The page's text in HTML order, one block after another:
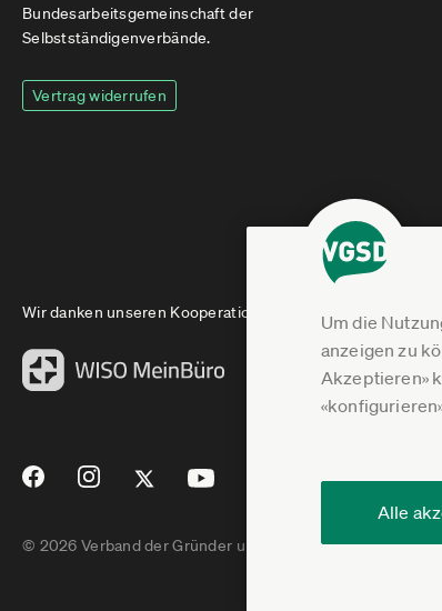
Um die
anzeigen zu
Akzeptieren»
Alle
Bundesarbeitsgemeinschaft der
Selbstständigenverbände.
Vertrag widerrufen
Wir danken unseren Kooperationspartnern
© 2026 Verband der Gründer und Selbstständigen